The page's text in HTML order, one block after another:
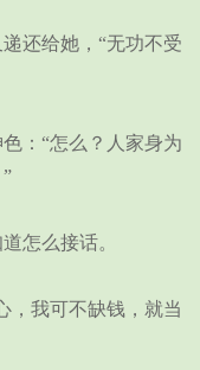
还给她，“无功不受
：“怎么？人家身为
怎么接话。
我可不缺钱，就当